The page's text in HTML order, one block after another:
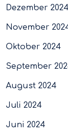
Dezember 2024
November
Oktober 2024
September
August 2024
Juli 2024
Juni 2024